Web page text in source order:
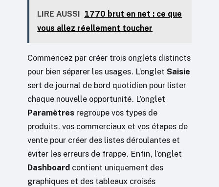
LIRE AUSSI 1770 brut en net : ce que
vous allez réellement toucher
Commencez par créer trois onglets distincts
pour bien séparer les usages. L’onglet Saisie
sert de journal de bord quotidien pour lister
chaque nouvelle opportunité. L’onglet
Paramètres regroupe vos types de
produits, vos commerciaux et vos étapes de
vente pour créer des listes déroulantes et
éviter les erreurs de frappe. Enfin, l’onglet
Dashboard contient uniquement des
graphiques et des tableaux croisés